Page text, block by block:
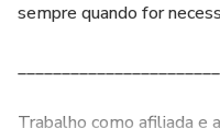
sempre quando for
Trabalho como afiliada